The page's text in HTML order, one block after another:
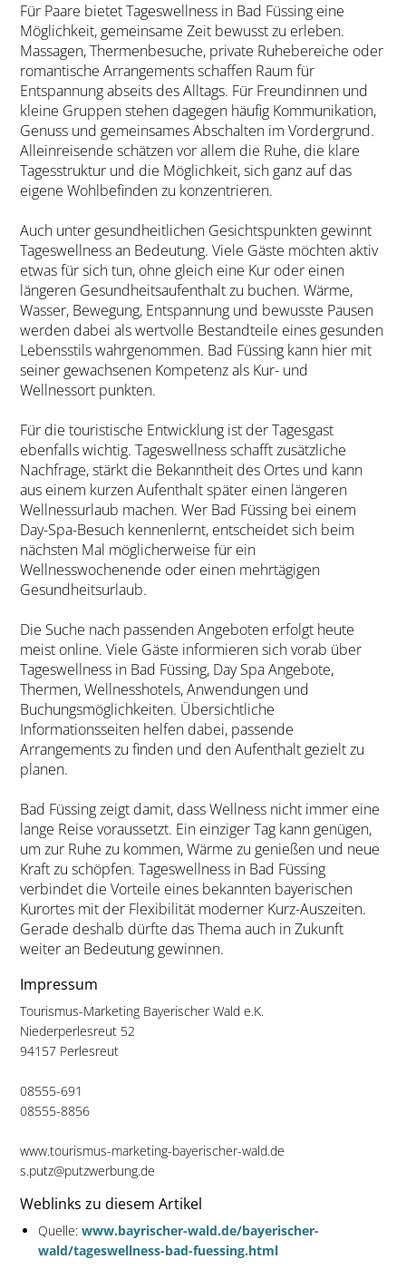
Für Paare bietet Tageswellness in Bad Füssing eine
Möglichkeit, gemeinsame Zeit bewusst zu erleben.
Massagen, Thermenbesuche, private Ruhebereiche oder
romantische Arrangements schaffen Raum für
Entspannung abseits des Alltags. Für Freundinnen und
kleine Gruppen stehen dagegen häufig Kommunikation,
Genuss und gemeinsames Abschalten im Vordergrund.
Alleinreisende schätzen vor allem die Ruhe, die klare
Tagesstruktur und die Möglichkeit, sich ganz auf das
eigene Wohlbefinden zu konzentrieren.
Auch unter gesundheitlichen Gesichtspunkten gewinnt
Tageswellness an Bedeutung. Viele Gäste möchten aktiv
etwas für sich tun, ohne gleich eine Kur oder einen
längeren Gesundheitsaufenthalt zu buchen. Wärme,
Wasser, Bewegung, Entspannung und bewusste Pausen
werden dabei als wertvolle Bestandteile eines gesunden
Lebensstils wahrgenommen. Bad Füssing kann hier mit
seiner gewachsenen Kompetenz als Kur- und
Wellnessort punkten.
Für die touristische Entwicklung ist der Tagesgast
ebenfalls wichtig. Tageswellness schafft zusätzliche
Nachfrage, stärkt die Bekanntheit des Ortes und kann
aus einem kurzen Aufenthalt später einen längeren
Wellnessurlaub machen. Wer Bad Füssing bei einem
Day-Spa-Besuch kennenlernt, entscheidet sich beim
nächsten Mal möglicherweise für ein
Wellnesswochenende oder einen mehrtägigen
Gesundheitsurlaub.
Die Suche nach passenden Angeboten erfolgt heute
meist online. Viele Gäste informieren sich vorab über
Tageswellness in Bad Füssing, Day Spa Angebote,
Thermen, Wellnesshotels, Anwendungen und
Buchungsmöglichkeiten. Übersichtliche
Informationsseiten helfen dabei, passende
Arrangements zu finden und den Aufenthalt gezielt zu
planen.
Bad Füssing zeigt damit, dass Wellness nicht immer eine
lange Reise voraussetzt. Ein einziger Tag kann genügen,
um zur Ruhe zu kommen, Wärme zu genießen und neue
Kraft zu schöpfen. Tageswellness in Bad Füssing
verbindet die Vorteile eines bekannten bayerischen
Kurortes mit der Flexibilität moderner Kurz-Auszeiten.
Gerade deshalb dürfte das Thema auch in Zukunft
weiter an Bedeutung gewinnen.
Impressum
Tourismus-Marketing Bayerischer Wald e.K.
Niederperlesreut 52
94157 Perlesreut
08555-691
08555-8856
www.tourismus-marketing-bayerischer-wald.de
s.putz@putzwerbung.de
Weblinks zu diesem Artikel
Quelle: www.bayrischer-wald.de/bayerischer-
wald/tageswellness-bad-fuessing.html